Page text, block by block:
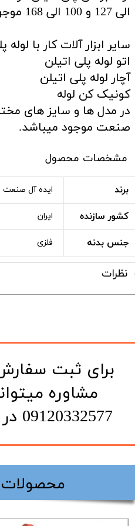
الی 127 و 100 الی 168 موجود میباشد.
سایر ابزار آلات کار با
اتو لوله پلی اتیلن
آچار لوله پلی اتیلن
کونیک کن لوله
در مدل ها و سایز های
صنعت موجود میباشد.
مشخصات محصول
برند ایده آل صنعت
کشور سازنده ایران
جنس بدنه فلزی
نظرات
​برای ثبت
مشاوره
09120332577 در تماس باشید.
​محصولات